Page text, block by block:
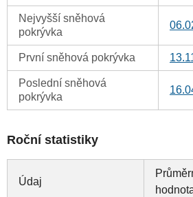
Nejvyšší sněhová
pokrývka
První sněhová pokrývka
Poslední sněhová
pokrývka
Roční statistiky
Údaj